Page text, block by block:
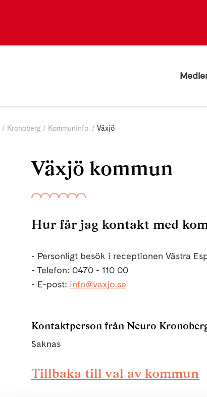
Kronoberg Kommuninfo. Växjö
Växjö kommun
Hur får jag kontakt med
- Personligt besök i receptionen Västra
- Telefon: 0470 - 110 00
- E-post: info@vaxjo.se
Kontaktperson från Neuro
Saknas
Tillbaka till val av kommun